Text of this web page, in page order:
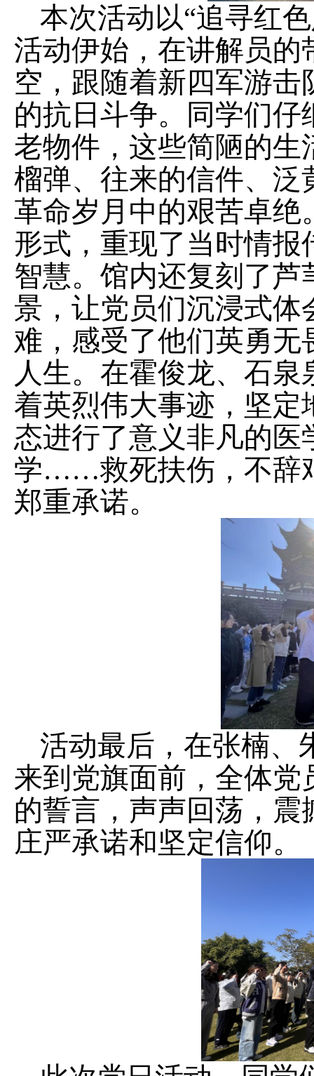
本次活动以“追寻红
活动伊始，在讲解员
空，跟随着新四军游
的抗日斗争。同学们
老物件，这些简陋的
榴弹、往来的信件、
革命岁月中的艰苦卓
形式，重现了当时情
智慧。馆内还复刻了
景，让党员们沉浸式
难，感受了他们英勇
人生。在霍俊龙、石
着英烈伟大事迹，坚
态进行了意义非凡的医
学……救死扶伤，不辞
郑重承诺。
活动最后，在张楠、
来到党旗面前，全体
的誓言，声声回荡，
庄严承诺和坚定信仰。